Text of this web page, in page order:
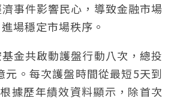
濟事件影響民心，導致金融市場
場穩定市場秩序。
金共啟動護盤行動八次，總投
元。每次護盤時間從最短5天到
據歷年績效資料顯示，除首次